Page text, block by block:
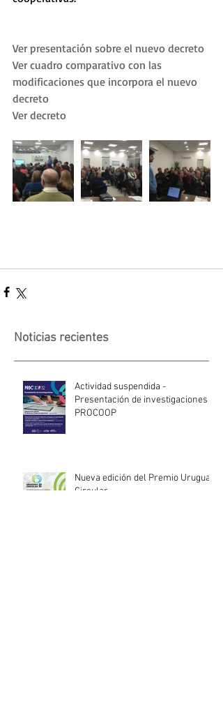
Ver presentación sobre el nuevo decreto
Ver cuadro comparativo con las
modificaciones que incorpora el nuevo
decreto
Ver decreto
Noticias recientes
Actividad suspendida -
Presentación de investigaciones -
PROCOOP
Nueva edición del Premio Uruguay
Circular